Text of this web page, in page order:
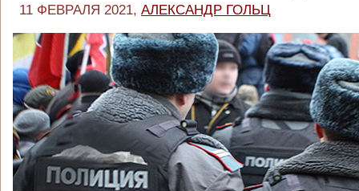
11 ФЕВРАЛЯ 2021, АЛЕКСАНДР ГОЛЬЦ